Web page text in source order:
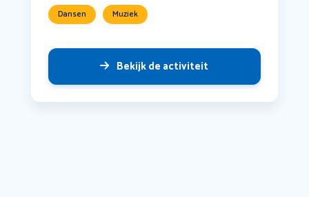
Dansen Muziek
Bekijk de activiteit